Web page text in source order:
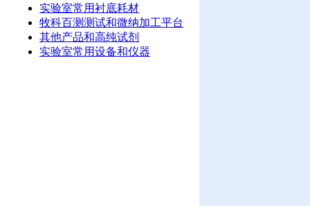
实验室常用衬底耗材
牧科百测测试和微纳加工平台
其他产品和高纯试剂
实验室常用设备和仪器